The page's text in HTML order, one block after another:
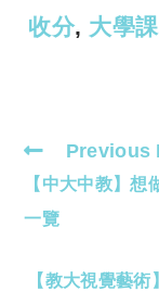
收分, 大學
Read
more
articles
Previous
【中大中教】
一覽
【教大視覺藝